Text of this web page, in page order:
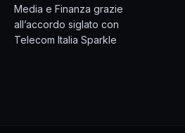
Media e Finanza grazie
all’accordo siglato con
Telecom Italia Sparkle